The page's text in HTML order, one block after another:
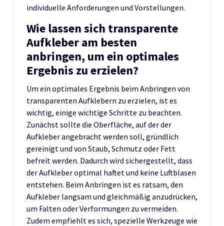
individuelle Anforderungen und Vorstellungen.
Wie lassen sich transparente
Aufkleber am besten
anbringen, um ein optimales
Ergebnis zu erzielen?
Um ein optimales Ergebnis beim Anbringen von
transparenten Aufklebern zu erzielen, ist es
wichtig, einige wichtige Schritte zu beachten.
Zunächst sollte die Oberfläche, auf der der
Aufkleber angebracht werden soll, gründlich
gereinigt und von Staub, Schmutz oder Fett
befreit werden. Dadurch wird sichergestellt, dass
der Aufkleber optimal haftet und keine Luftblasen
entstehen. Beim Anbringen ist es ratsam, den
Aufkleber langsam und gleichmäßig anzudrücken,
um Falten oder Verformungen zu vermeiden.
Zudem empfiehlt es sich, spezielle Werkzeuge wie